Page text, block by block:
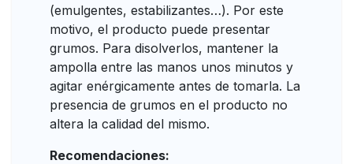
(emulgentes, estabilizantes…). Por este
motivo, el producto puede presentar
grumos. Para disolverlos, mantener la
ampolla entre las manos unos minutos y
agitar enérgicamente antes de tomarla. La
presencia de grumos en el producto no
altera la calidad del mismo.
Recomendaciones: